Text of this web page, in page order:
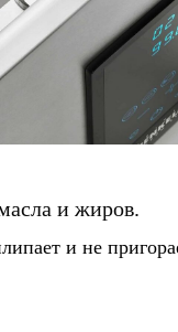
и жиров.
и не